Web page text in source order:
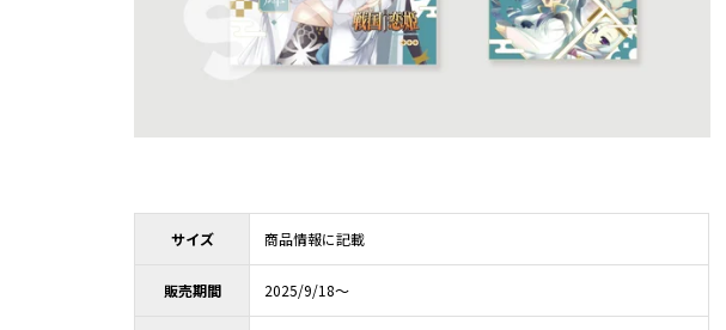
サイズ 商品情報に記載
販売期間 2025/9/18～